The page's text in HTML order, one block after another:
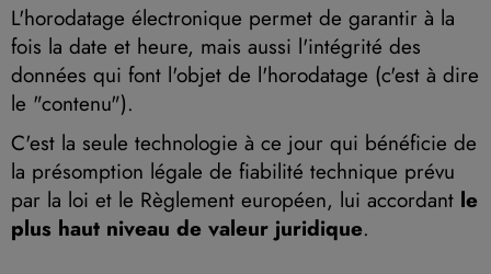
L'horodatage électronique permet de garantir à la
fois la date et heure, mais aussi l'intégrité des
données qui font l'objet de l'horodatage (c'est à dire
le "contenu").
C'est la seule technologie à ce jour qui bénéficie de
la présomption légale de fiabilité technique prévu
par la loi et le Règlement européen, lui accordant le
plus haut niveau de valeur juridique.